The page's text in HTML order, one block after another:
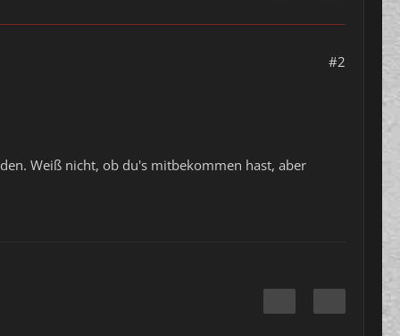
#2
Weiß nicht, ob du's mitbekommen hast, aber